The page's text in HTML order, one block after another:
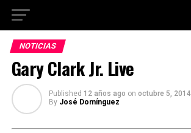
NOTICIAS
Gary Clark Jr. Live
Published 12 años ago on octubre 5, 2014
By José Domínguez